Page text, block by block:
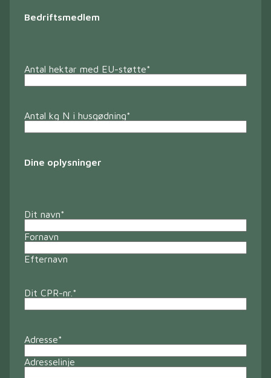
Bedriftsmedlem
Antal hektar med EU-støtte*
Antal kg N i husgødning*
Dine oplysninger
Dit navn*
Fornavn
Efternavn
Dit CPR-nr. *
Adresse*
Adresselinje